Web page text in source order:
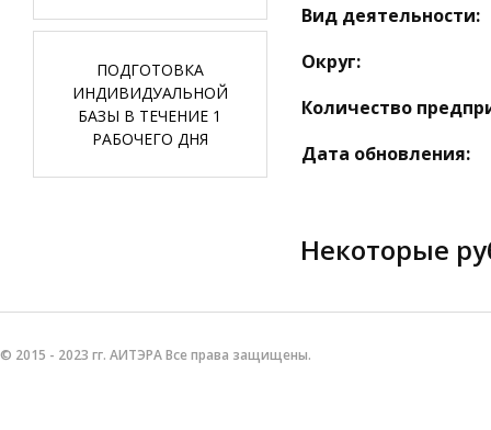
ПОДГОТОВКА
ИНДИВИДУАЛЬНОЙ
БАЗЫ В ТЕЧЕНИЕ 1
РАБОЧЕГО ДНЯ
Вид деятельности:
Округ:
Количество
Дата обновления:
Некоторые
© 2015 - 2023 гг. АИТЭРА Все права защищены.